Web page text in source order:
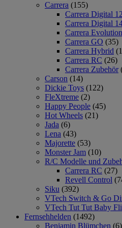
Carrera (155)
Carrera Digital
Carrera Digital
Carrera Evolution
Carrera GO (35)
Carrera Hybrid
Carrera RC (26)
Carrera Zubehör
Carson (14)
Dickie Toys (122)
FleXtreme (2)
Happy People (45)
Hot Wheels (21)
Jada (6)
Lena (43)
Majorette (53)
Monster Jam (10)
R/C Modelle und
Carrera RC (27)
Revell Control
Siku (392)
VTech Switch & Go
VTech Tut Tut Baby
Fernsehhelden (1492)
Benjamin Blümchen (6)